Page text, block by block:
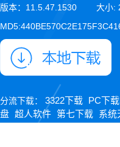
版本：11.5.47.1530 大
分流下载： 3322下载 PC下
盘 超人软件 第七下载 系统